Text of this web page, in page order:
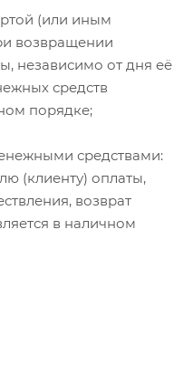
(или иным
возвращении
независимо от дня её
средств
порядке;
средствами:
(клиенту) оплаты,
возврат
в наличном